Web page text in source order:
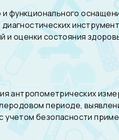
функционального
и оценки состояния
антропометрических
периоде,
безопасности